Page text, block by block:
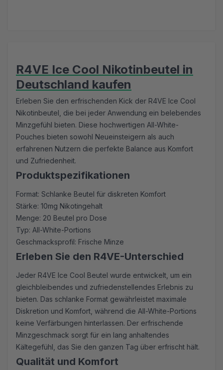
R4VE Ice Cool Nikotinbeutel in
Deutschland kaufen
Erleben Sie den erfrischenden Kick der R4VE Ice Cool
Nikotinbeutel, die bei jeder Anwendung ein belebendes
Minzgefühl bieten. Diese hochwertigen All-White-
Pouches bieten sowohl Neueinsteigern als auch
erfahrenen Nutzern die perfekte Balance aus Komfort
und Zufriedenheit.
Produktspezifikationen
Format: Schlanke Beutel für diskreten Komfort
Stärke: 10mg Nikotingehalt
Menge: 20 Beutel pro Dose
Typ: All-White-Portions
Geschmacksprofil: Frische Minze
Erleben Sie den R4VE-Unterschied
Jeder R4VE Ice Cool Beutel wurde entwickelt, um ein
gleichbleibendes und zufriedenstellendes Erlebnis zu
bieten. Das schlanke Format gewährleistet maximale
Diskretion und Komfort, während die All-White-Portions
keine Verfärbungen hinterlassen. Der erfrischende
Minzgeschmack sorgt für ein lang anhaltendes
Kältegefühl, das Sie den ganzen Tag über erfrischt hält.
Qualität und Komfort